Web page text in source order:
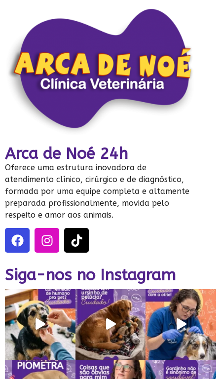
Arca de Noé 24h
Oferece uma estrutura inovadora de
atendimento clínico, cirúrgico e de diagnóstico,
formada por uma equipe completa e altamente
preparada profissionalmente, movida pelo
respeito e amor aos animais.
Siga-nos no Instagram